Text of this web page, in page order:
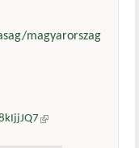
magyarorszag
(külső